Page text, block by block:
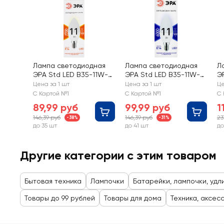
Лампа светодиодная
ЭРА Std LED B35-11W-
827-E14 11Вт свеча,
теплый белый свет,
Цена за 1 шт
С Картой №1
89,99 руб
146,39 руб -38%
до 35 шт
Лампа светодиодная
ЭРА Std LED B35-11W-
860-E14 11Вт свеча,
холодный дневной
свет, Арт. Б0032984
Цена за 1 шт
С Картой №1
99,99 руб
146,39 руб -31%
до 41 шт
С
Другие категории с этим товаром
Бытовая техника Лампочки Батарейки, лампочки,
Товары до 99 рублей Товары для дома Техника,